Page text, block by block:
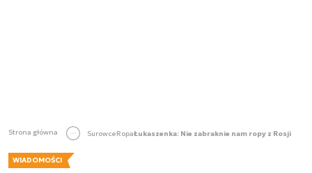
Strona główna SurowceRopaŁukaszenka: Nie zabraknie nam ropy z Rosji
WIADOMOŚCI